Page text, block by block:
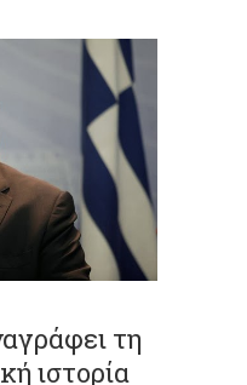
τη
ιστορία